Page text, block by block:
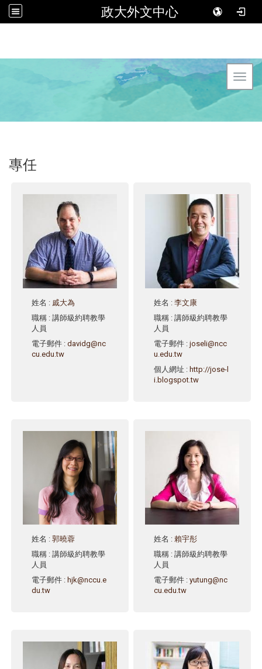
政大外文中心
專任
姓名 : 戚大為
職稱 : 講師級約聘教學
人員
電子郵件 :davidg@nc
cu.edu.tw
姓名 :李文康
職稱 : 講師級約聘教學
人員
電子郵件 :joseli@ncc
u.edu.tw
個人網址 :http://jose-l
i.blogspot.tw
姓名 :郭曉蓉
職稱 : 講師級約聘教學
人員
電子郵件 : hjk@nccu.e
du.tw
姓名 :賴宇彤
職稱 : 講師級約聘教學
人員
電子郵件 :yutung@nc
cu.edu.tw